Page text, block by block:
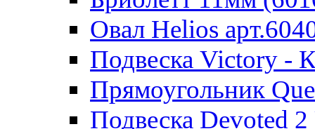
Овал Helios
Подвеска Victory -
Прямоугольник
Подвеска Devoted